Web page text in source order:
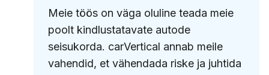
Meie töös on väga oluline teada meie
poolt kindlustatavate autode
seisukorda. carVertical annab meile
vahendid, et vähendada riske ja juhtida